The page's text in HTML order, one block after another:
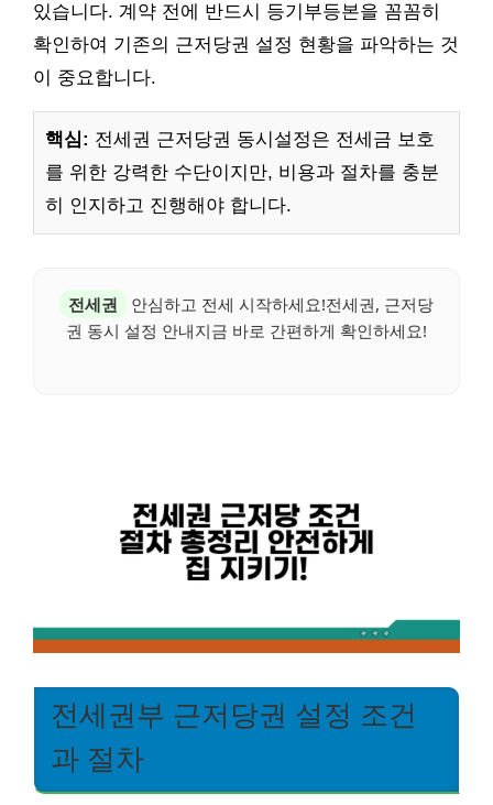
있습니다. 계약 전에 반드시 등기부등본을 꼼꼼히
확인하여 기존의 근저당권 설정 현황을 파악하는 것
이 중요합니다.
핵심: 전세권 근저당권 동시설정은 전세금 보호
를 위한 강력한 수단이지만, 비용과 절차를 충분
히 인지하고 진행해야 합니다.
전세권
안심하고 전세 시작하세요!전세권, 근저당
권 동시 설정 안내지금 바로 간편하게 확인하세요!
전세권부 근저당권 설정 조건
과 절차